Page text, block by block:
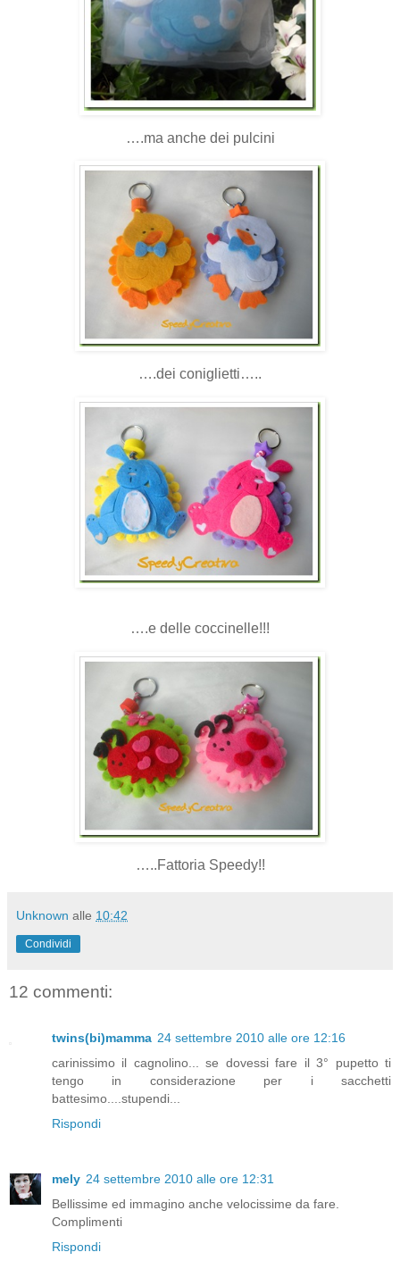
….ma anche dei pulcini
….dei coniglietti…..
….e delle coccinelle!!!
…..Fattoria Speedy!!
Unknown alle 10:42
Condividi
12 commenti:
twins(bi)mamma 24 settembre 2010 alle ore 12:16
carinissimo il cagnolino... se dovessi fare il 3° pupetto ti
tengo in considerazione per i sacchetti
battesimo....stupendi...
Rispondi
mely 24 settembre 2010 alle ore 12:31
Bellissime ed immagino anche velocissime da fare.
Complimenti
Rispondi